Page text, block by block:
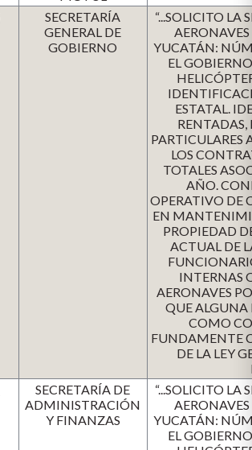
SECRETARÍA
GENERAL DE
GOBIERNO
“...SOLICITO
YUCATÁN:
EL
ESTATAL.
RENTADAS,
PARTICULARES
LOS
TOTALES
AÑO.
OPERATIVO DE
EN
PROPIEDAD
ACTUAL DE
INTERNAS
AERONAVES
QUE ALGUNA
COMO
FUNDAMENTE
DE LA LEY
SECRETARÍA DE
ADMINISTRACIÓN
Y FINANZAS
“...SOLICITO
YUCATÁN:
EL